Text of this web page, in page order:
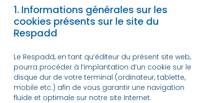
1. Informations générales sur les
cookies présents sur le site du
Respadd
Le Respadd, en tant qu’éditeur du présent site web,
pourra procéder à l’implantation d’un cookie sur le
disque dur de votre terminal (ordinateur, tablette,
mobile etc.) afin de vous garantir une navigation
fluide et optimale sur notre site Internet.